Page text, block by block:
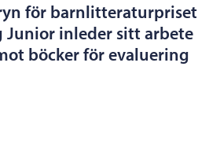
för barnlitteraturpriset
Junior inleder sitt arbete
böcker för evaluering